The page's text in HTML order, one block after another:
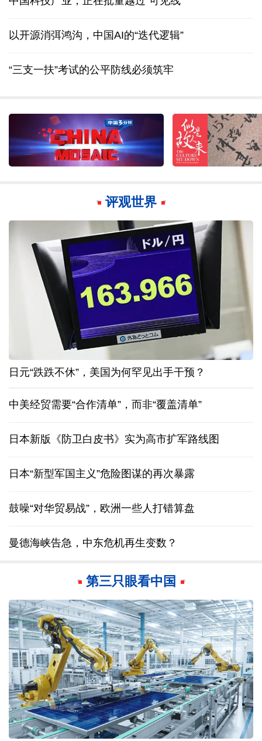
以开源消弭鸿沟，中国AI的“迭代逻辑”
“三支一扶”考试的公平防线必须筑牢
评观世界
日元“跌跌不休”，美国为何罕见出手干预？
中美经贸需要“合作清单”，而非“覆盖清单”
日本新版《防卫白皮书》实为高市扩军路线图
日本“新型军国主义”危险图谋的再次暴露
鼓噪“对华贸易战”，欧洲一些人打错算盘
曼德海峡告急，中东危机再生变数？
第三只眼看中国